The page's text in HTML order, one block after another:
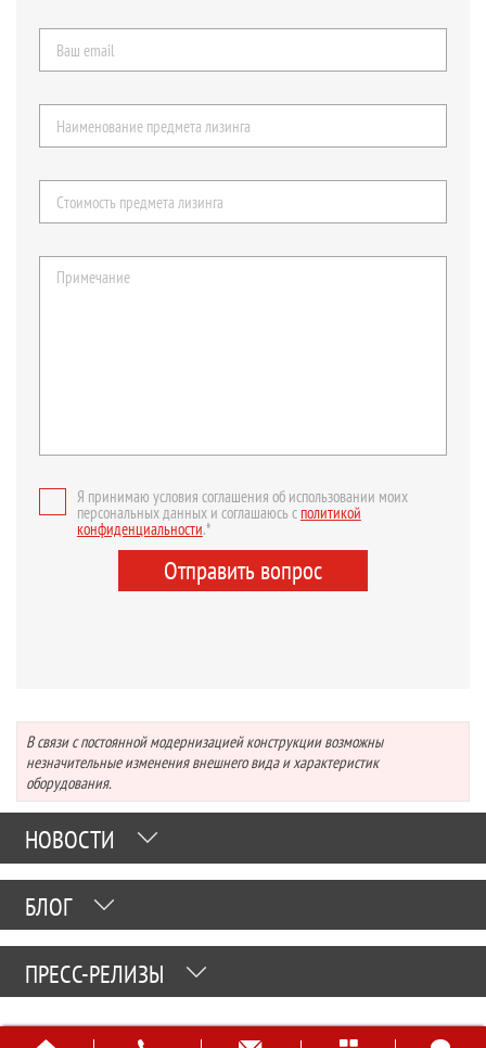
Я принимаю условия соглашения об использовании моих
персональных данных и соглашаюсь сполитикой
конфиденциальности.*
Отправить вопрос
В связи с постоянной модернизацией конструкции возможны
незначительные изменения внешнего вида и характеристик
оборудования.
НОВОСТИ
БЛОГ
ПРЕСС-РЕЛИЗЫ